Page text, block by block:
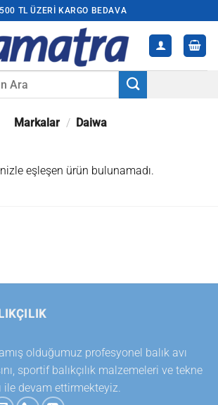
TL ÜZERI KARGO BEDAVA
Markalar / Daiwa
eşleşen ürün bulunamadı.
olduğumuz profesyonel balık avı
sportif balıkçılık malzemeleri ve tekne
ile devam ettirmekteyiz.